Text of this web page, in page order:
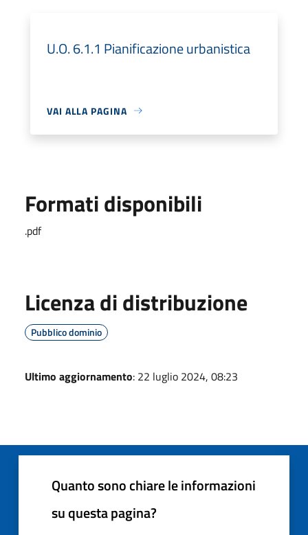
U.O. 6.1.1 Pianificazione urbanistica
VAI ALLA PAGINA
Formati disponibili
.pdf
Licenza di distribuzione
Pubblico dominio
Ultimo aggiornamento: 22 luglio 2024, 08:23
Quanto sono chiare le informazioni
su questa pagina?